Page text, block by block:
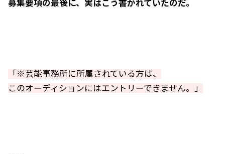
募集要項の最後に、実はこう書かれていたのだ。
「※芸能事務所に所属されている方は、
このオーディションにはエントリーできません。」